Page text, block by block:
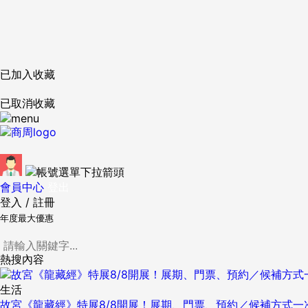
已加入收藏
已取消收藏
會員中心
登入 / 註冊
年度最大優惠
熱搜內容
生活
故宮《龍藏經》特展8/8開展！展期、門票、預約／候補方式一